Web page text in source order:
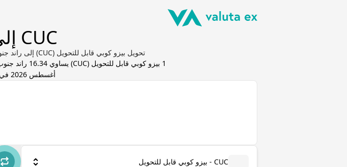
CUC إلى ZAR
تحويل بيزو كوبي قابل للتحويل (CUC) إلى راند جنوب أفريقيا (ZAR) مع محول العملات Valuta EX
1 بيزو كوبي قابل للتحويل (
CUC) يساوي 16.34 راند
أغسطس 2026 في 5:50 ص UTC
CUC - بيزو كوبي قابل للتحويل